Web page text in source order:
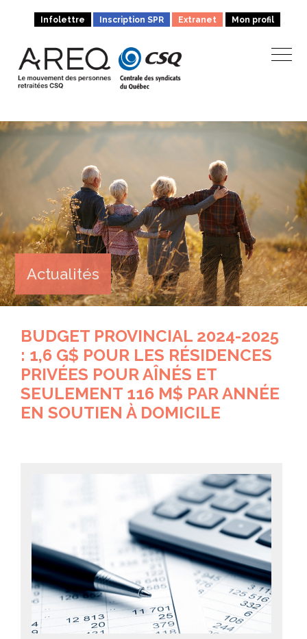
Infolettre Inscription SPR Extranet Mon profil
Actualités
BUDGET PROVINCIAL 2024-2025
: 1,6 G$ POUR LES RÉSIDENCES
PRIVÉES POUR AÎNÉS ET
SEULEMENT 116 M$ PAR ANNÉE
EN SOUTIEN À DOMICILE